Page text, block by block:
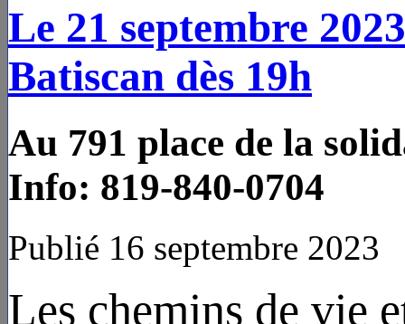
Le 21 septembre
Batiscan dès 19h
Au 791 place de la
Info: 819-840-0704
Publié 16 septembre 2023
Les chemins de vie